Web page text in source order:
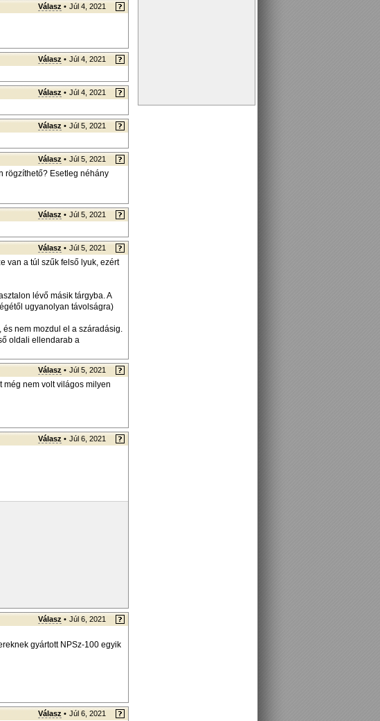
Válasz • Júl 4, 2021
Válasz • Júl 4, 2021
Válasz • Júl 4, 2021
Válasz • Júl 5, 2021
Válasz • Júl 5, 2021
rögzíthető? Esetleg néhány
Válasz • Júl 5, 2021
Válasz • Júl 5, 2021
van a túl szűk felső lyuk, ezért
lévő másik tárgyba. A
ugyanolyan távolságra)
nem mozdul el a száradásig.
oldali ellendarab a
Válasz • Júl 5, 2021
még nem volt világos milyen
Válasz • Júl 6, 2021
Válasz • Júl 6, 2021
gyártott NPSz-100 egyik
Válasz • Júl 6, 2021